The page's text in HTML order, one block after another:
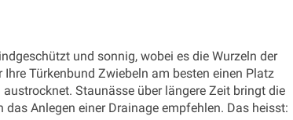
und sonnig, wobei es die Wurzeln der
Türkenbund Zwiebeln am besten einen Platz
Staunässe über längere Zeit bringt die
Anlegen einer Drainage empfehlen. Das heisst: